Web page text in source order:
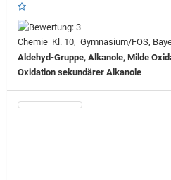
Chemie Kl. 10, Gymnasium/FOS,
Aldehyd-Gruppe, Alkanole, Milde
Oxidation sekundärer Alkanole